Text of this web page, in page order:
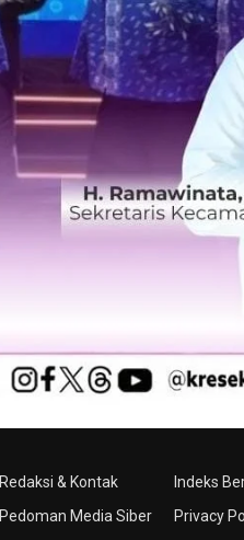
Redaksi & Kontak
Pedoman Media Siber
Indeks
Privacy